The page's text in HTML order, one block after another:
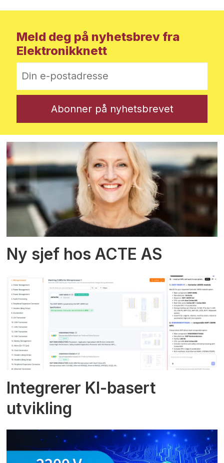
Meld deg på nyhetsbrev fra
Elektronikknett
Ny sjef hos ACTE AS
Integrerer KI-basert
utvikling